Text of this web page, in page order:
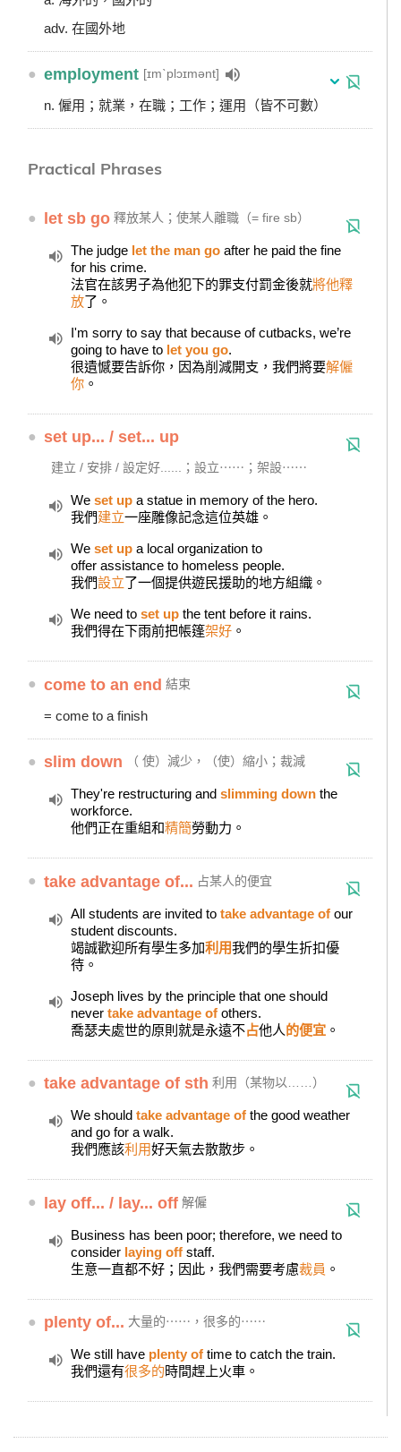
adv. 在國外地
● employment [ɪmˋplɔɪmənt]
n. 僱用；就業，在職；工作；運用（皆不可數）
Practical Phrases
● let sb go 釋放某人；使某人離職（= fire sb）
The judge let the man go after he paid the fine
for his crime.
法官在該男子為他犯下的罪支付罰金後就將他釋
放了。
I'm sorry to say that because of cutbacks, we’re
going to have to let you go.
很遺憾要告訴你，因為削減開支，我們將要解僱
你 。
● set up... / set... up
建立 / 安排 / 設定好......；設立⋯⋯；架設⋯⋯
We set up a statue in memory of the hero.
我們建立一座雕像記念這位英雄。
We set up a local organization to
offer assistance to homeless people.
我們設立了一個提供遊民援助的地方組織。
We need to set up the tent before it rains.
我們得在下雨前把帳篷架好 。
● come to an end 結束
= come to a finish
● slim down （ 使）減少，（使）縮小；裁減
They're restructuring and slimming down the
workforce.
他們正在重組和精簡勞動力。
● take advantage of... 占某人的便宜
All students are invited to take advantage of our
student discounts.
竭誠歡迎所有學生多加利用我們的學生折扣優
待。
Joseph lives by the principle that one should
never take advantage of others.
喬瑟夫處世的原則就是永遠不占他人的便宜 。
● take advantage of sth 利用（某物以……）
We should take advantage of the good weather
and go for a walk.
我們應該利用好天氣去散散步。
● lay off... / lay... off 解僱
Business has been poor; therefore, we need to
consider laying off staff.
生意一直都不好；因此，我們需要考慮裁員 。
● plenty of... 大量的⋯⋯，很多的⋯⋯
We still have plenty of time to catch the train.
我們還有很多的時間趕上火車。